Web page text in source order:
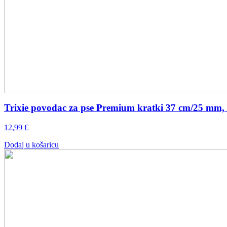
Trixie povodac za pse Premium kratki 37 cm/25
12,99 €
Dodaj u košaricu